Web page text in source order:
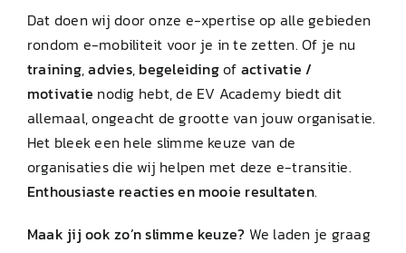
Dat doen wij door onze e-xpertise op alle gebieden
rondom e-mobiliteit voor je in te zetten. Of je nu
training,advies, begeleidingof activatie/
motivatie nodig hebt, de EV Academy biedt dit
allemaal, ongeacht de grootte van jouw organisatie.
Het bleek een hele slimme keuze van de
organisaties die wij helpen met deze e-transitie.
Enthousiaste reacties en mooie resultaten.
Maak jij ook zo’n slimme keuze? We laden je graag